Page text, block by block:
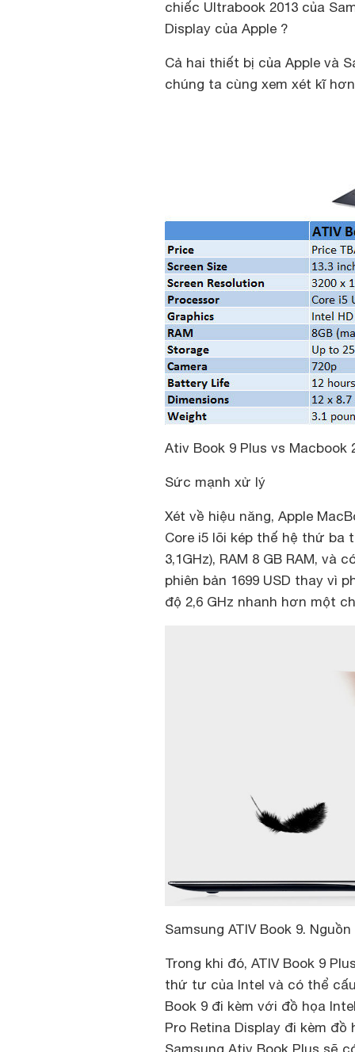
chiếc Ultrabook 2013 của
Display của Apple ?
Cả hai thiết bị của Apple và
chúng ta cùng xem xét kĩ
Ativ Book 9 Plus vs Macbook
Sức mạnh xử lý
Xét về hiệu năng, Apple
Core i5 lõi kép thế hệ thứ ba
3,1GHz), RAM 8 GB RAM,
phiên bản 1699 USD thay vì
độ 2,6 GHz nhanh hơn một
Samsung ATIV Book 9.
Trong khi đó, ATIV Book 9
thứ tư của Intel và có thể cấu
Book 9 đi kèm với đồ họa
Pro Retina Display đi kèm đồ